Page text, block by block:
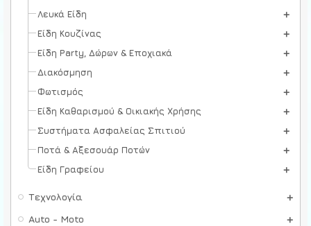
Λευκά Είδη
Είδη Κουζίνας
Είδη Party, Δώρων & Εποχιακά
Διακόσμηση
Φωτισμός
Είδη Καθαρισμού & Οικιακής Χρήσης
Συστήματα Ασφαλείας Σπιτιού
Ποτά & Αξεσουάρ Ποτών
Είδη Γραφείου
Τεχνολογία
Auto - Moto